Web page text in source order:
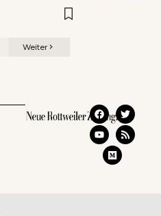
Weiter